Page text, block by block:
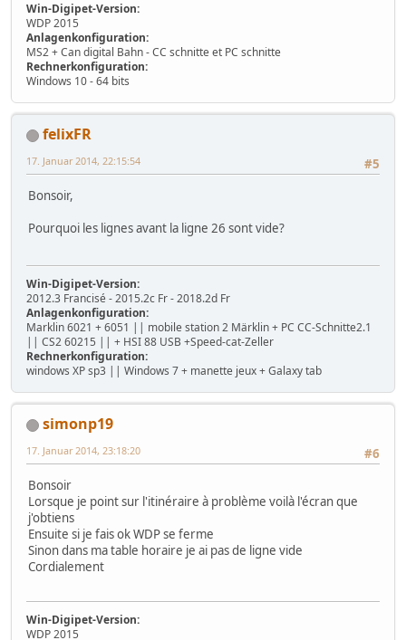
Win-Digipet-Version:
WDP 2015
Anlagenkonfiguration:
MS2 + Can digital Bahn - CC schnitte et PC schnitte
Rechnerkonfiguration:
Windows 10 - 64 bits
felixFR
#5
17. Januar 2014, 22:15:54
Bonsoir,
Pourquoi les lignes avant la ligne 26 sont vide?
Win-Digipet-Version:
2012.3 Francisé - 2015.2c Fr - 2018.2d Fr
Anlagenkonfiguration:
Marklin 6021 + 6051 || mobile station 2 Märklin + PC CC-Schnitte2.1
|| CS2 60215 || + HSI 88 USB +Speed-cat-Zeller
Rechnerkonfiguration:
windows XP sp3 || Windows 7 + manette jeux + Galaxy tab
simonp19
#6
17. Januar 2014, 23:18:20
Bonsoir
Lorsque je point sur l'itinéraire à problème voilà l'écran que
j'obtiens
Ensuite si je fais ok WDP se ferme
Sinon dans ma table horaire je ai pas de ligne vide
Cordialement
Win-Digipet-Version:
WDP 2015